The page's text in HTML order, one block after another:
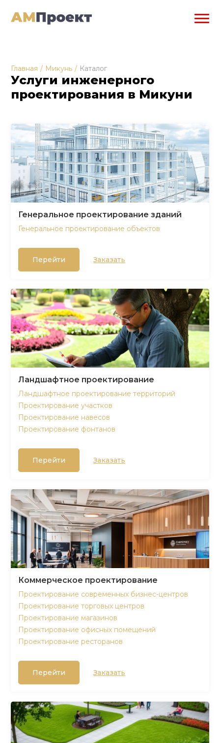
Главная / Микунь / Каталог
Услуги инженерного
проектирования в Микуни
Генеральное проектирование зданий
Генеральное проектирование объектов
Перейти Заказать
Ландшафтное проектирование
Ландшафтное проектирование территорий
Проектирование участков
Проектирование навесов
Проектирование фонтанов
Перейти Заказать
Коммерческое проектирование
Проектирование современных бизнес-центров
Проектирование торговых центров
Проектирование магазинов
Проектирование офисных помещений
Проектирование ресторанов
Перейти Заказать